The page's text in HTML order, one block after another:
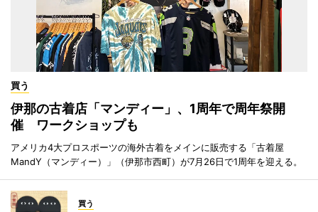
買う
伊那の古着店「マンディー」、1周年で周年祭開
催 ワークショップも
アメリカ4大プロスポーツの海外古着をメインに販売する「古着屋
MandY（マンディー）」（伊那市西町）が7月26日で1周年を迎える。
買う